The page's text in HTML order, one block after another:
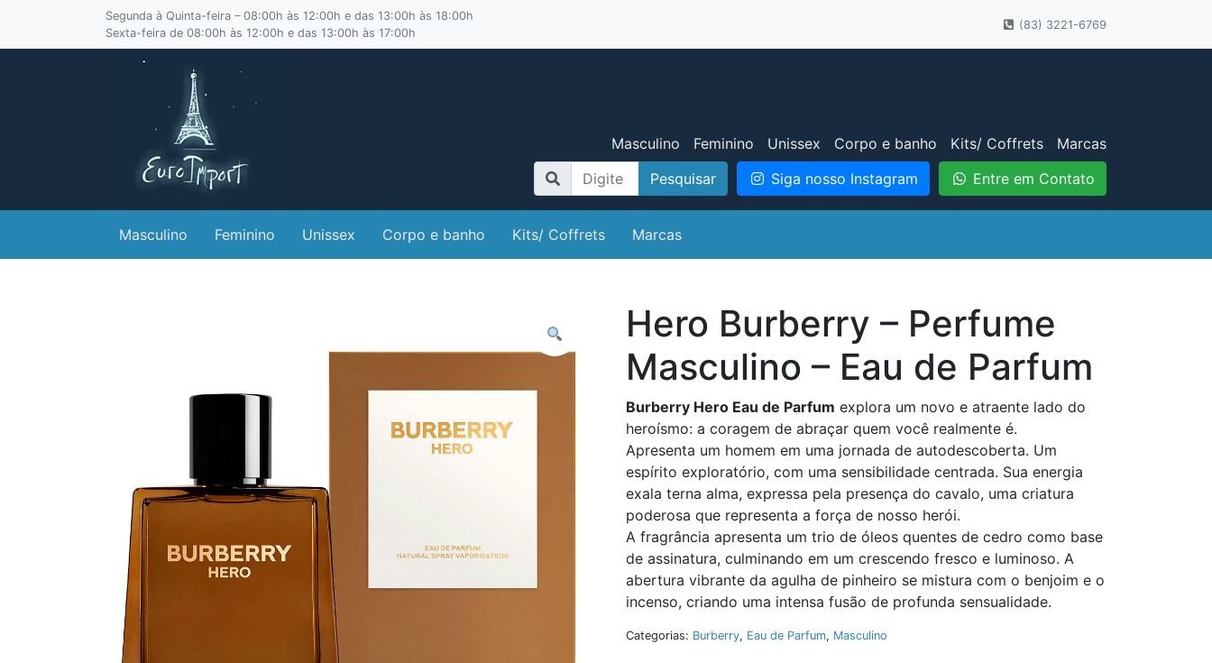
Segunda à Quinta-feira – 08:00h às 12:00h e das 13:00h às 18:00h
Sexta-feira de 08:00h às 12:00h e das 13:00h às 17:00h
(83) 3221-6769
Masculino Feminino Unissex Corpo e banho Kits/ Coffrets
Marcas
Pesquisar
Siga nosso Instagram Entre em Contato
Masculino Feminino Unissex Corpo e banho Kits/ Coffrets Marcas
Hero Burberry – Perfume
Masculino – Eau de Parfum
Burberry Hero Eau de Parfum explora um novo e atraente lado do
heroísmo: a coragem de abraçar quem você realmente é.
Apresenta um homem em uma jornada de autodescoberta. Um
espírito exploratório, com uma sensibilidade centrada. Sua energia
exala terna alma, expressa pela presença do cavalo, uma criatura
poderosa que representa a força de nosso herói.
A fragrância apresenta um trio de óleos quentes de cedro como base
de assinatura, culminando em um crescendo fresco e luminoso. A
abertura vibrante da agulha de pinheiro se mistura com o benjoim e o
incenso, criando uma intensa fusão de profunda sensualidade.
Categorias: Burberry, Eau de Parfum, Masculino